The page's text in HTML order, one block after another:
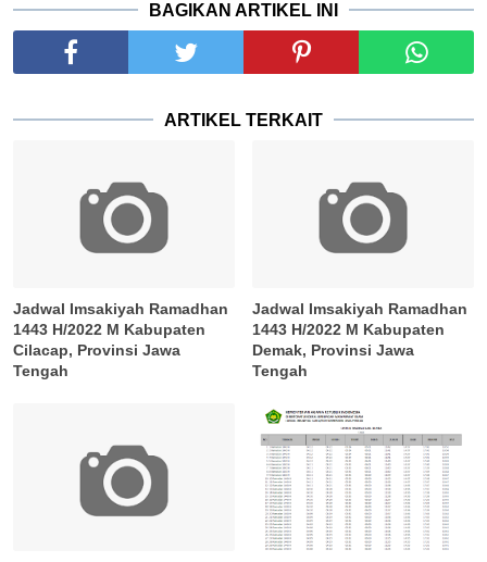
BAGIKAN ARTIKEL INI
ARTIKEL TERKAIT
Jadwal Imsakiyah Ramadhan
1443 H/2022 M Kabupaten
Cilacap, Provinsi Jawa
Tengah
Jadwal Imsakiyah Ramadhan
1443 H/2022 M Kabupaten
Demak, Provinsi Jawa
Tengah